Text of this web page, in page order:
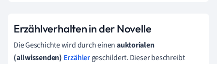
Erzählverhalten in der Novelle
Die Geschichte wird durch einenauktorialen
(allwissenden) Erzählergeschildert. Dieser beschreibt